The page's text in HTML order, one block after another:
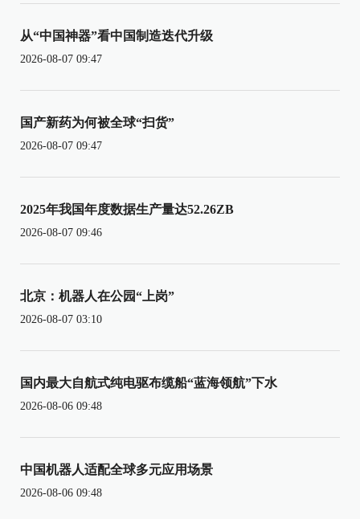
从“中国神器”看中国制造迭代升级
2026-08-07 09:47
国产新药为何被全球“扫货”
2026-08-07 09:47
2025年我国年度数据生产量达52.26ZB
2026-08-07 09:46
北京：机器人在公园“上岗”
2026-08-07 03:10
国内最大自航式纯电驱布缆船“蓝海领航”下水
2026-08-06 09:48
中国机器人适配全球多元应用场景
2026-08-06 09:48